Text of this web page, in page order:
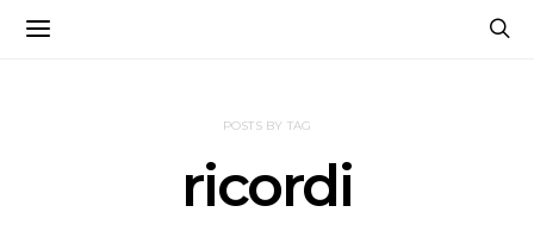
POSTS BY TAG
ricordi